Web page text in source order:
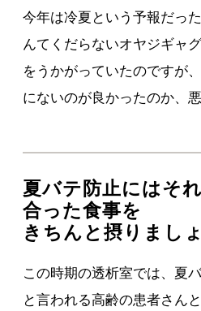
今年は冷夏という予報だっ
んてくだらないオヤジギャ
をうかがっていたのですが
にないのが良かったのか、
夏バテ防止にはそ
合った食事を
きちんと摂りまし
この時期の透析室では、夏
と言われる高齢の患者さん